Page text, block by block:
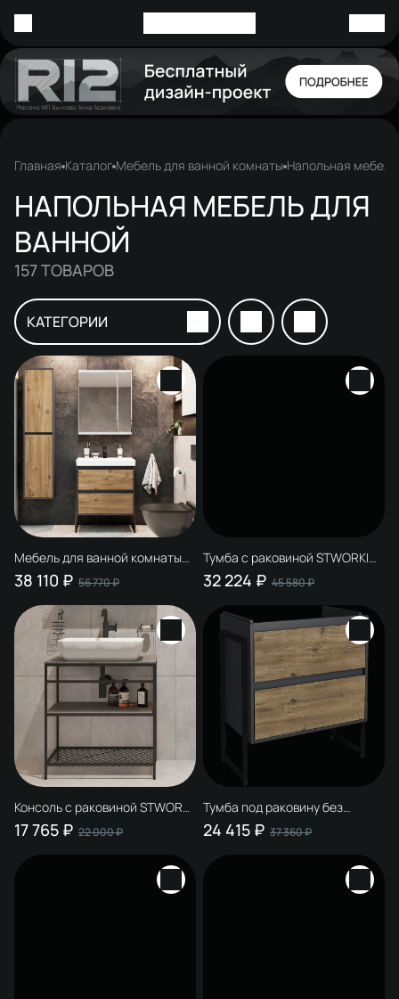
Главная Каталог Мебель для ванной комнаты Напольная
НАПОЛЬНАЯ МЕБЕЛЬ ДЛЯ
ВАННОЙ
157ТОВАРОВ
КАТЕГОРИИ
Мебель для ванной комнаты
STWORKI Кронборг 70
38 110 ₽ 56 770 ₽
Тумба с раковиной STWORKI
Кронборг 70 с опорами
32 224 ₽ 45 580 ₽
Консоль с раковиной STWORKI
Нюборг 70 напольная, с
раковиной
17 765 ₽ 22 000 ₽
Тумба под раковину без
столешницы STWORKI
Кронборг 70 с опорами
24 415 ₽ 37 360 ₽